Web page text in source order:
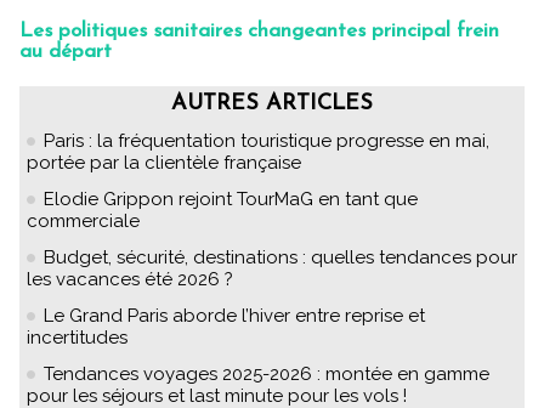
Les politiques sanitaires changeantes principal frein
au départ
AUTRES ARTICLES
Paris : la fréquentation touristique progresse en mai,
portée par la clientèle française
Elodie Grippon rejoint TourMaG en tant que
commerciale
Budget, sécurité, destinations : quelles tendances pour
les vacances été 2026 ?
Le Grand Paris aborde l’hiver entre reprise et
incertitudes
Tendances voyages 2025-2026 : montée en gamme
pour les séjours et last minute pour les vols !